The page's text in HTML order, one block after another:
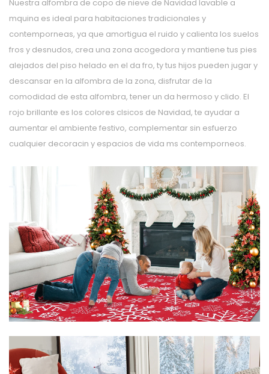
Nuestra alfombra de copo de nieve de Navidad lavable a
mquina es ideal para habitaciones tradicionales y
contemporneas, ya que amortigua el ruido y calienta los suelos
fros y desnudos, crea una zona acogedora y mantiene tus pies
alejados del piso helado en el da fro, ty tus hijos pueden jugar y
descansar en la alfombra de la zona, disfrutar de la
comodidad de esta alfombra, tener un da hermoso y clido. El
rojo brillante es los colores clsicos de Navidad, te ayudar a
aumentar el ambiente festivo, complementar sin esfuerzo
cualquier decoracin y espacios de vida ms contemporneos.